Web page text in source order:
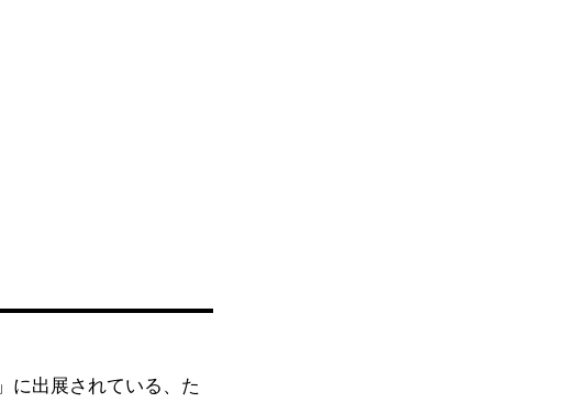
」に出展されている、た